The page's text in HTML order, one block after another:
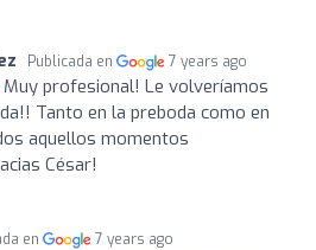
Publicada en 7 years ago
Muy profesional! Le volveríamos
Tanto en la preboda como en
aquellos momentos
César!
en 7 years ago